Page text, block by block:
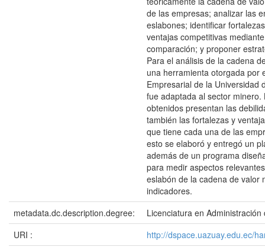
de las empresas; analizar las
eslabones; identificar
ventajas competitivas
comparación; y proponer
Para el análisis de la cadena
una herramienta otorgada por
Empresarial de la Universidad
fue adaptada al sector minero.
obtenidos presentan las
también las fortalezas y
que tiene cada una de las
esto se elaboró y entregó un
además de un programa
para medir aspectos
eslabón de la cadena de valor
indicadores.
metadata.dc.description.degree:
Licenciatura en Administración
URI :
http://dspace.uazuay.edu.ec/